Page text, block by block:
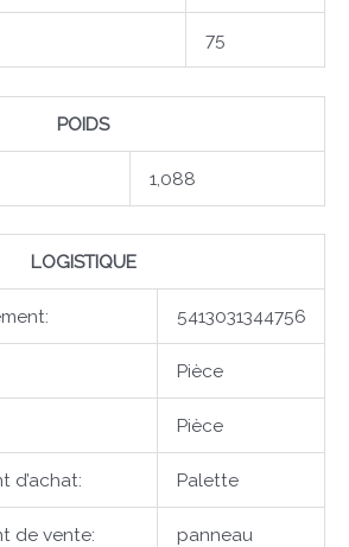
75
POIDS
1,088
LOGISTIQUE
5413031344756
Pièce
Pièce
d’achat: Palette
de vente: panneau